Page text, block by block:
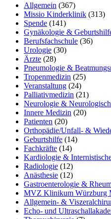
Allgemein (367)
Missio Kinderklinik (313)
Spende (141)
Gynäkologie &
Berufsfachschule (36)
Urologie (30)
Ärzte (28)
Pneumologie &
Tropenmedizin (25)
Veranstaltung (24)
Palliativmedizin (21)
Neurologie &
Innere Medizin (20)
Patienten (20)
Orthopädie/Unfall- &
Geburtshilfe (14)
Fachkräfte (14)
Kardiologie &
Radiologie (12)
Anästhesie (12)
Gastroenterologie &
MVZ Klinikum Würzburg
Allgemein- &
Echo- und